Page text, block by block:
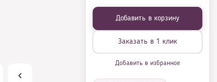
Добавить в корзину
Заказать в 1 клик
Добавить в избранное